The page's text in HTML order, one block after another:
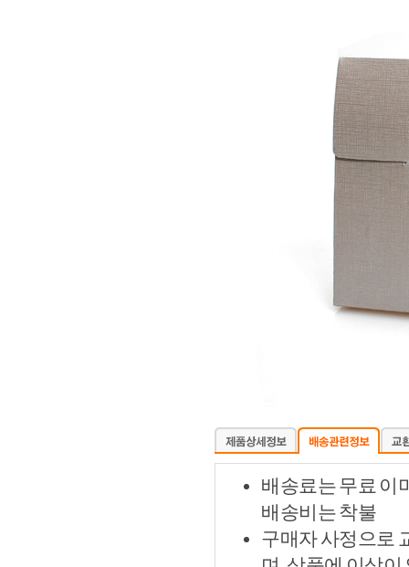
배송료는 무료 이
배송비는 착불
구매자 사정으로